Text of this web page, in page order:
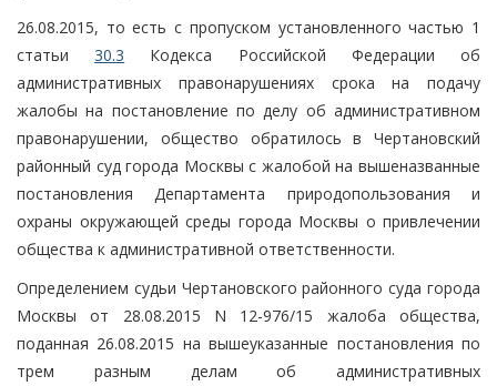
26.08.2015, то есть с пропуском установленного частью 1
статьи30.3 Кодекса Российской Федерации об
административных правонарушениях срока на подачу
жалобы на постановление по делу об административном
правонарушении, общество обратилось в Чертановский
районный суд города Москвы с жалобой на вышеназванные
постановления Департамента природопользования и
охраны окружающей среды города Москвы о привлечении
общества к административной ответственности.
Определением судьи Чертановского районного суда города
Москвы от 28.08.2015 N 12-976/15 жалоба общества,
поданная 26.08.2015 на вышеуказанные постановления по
трем разным делам об административных